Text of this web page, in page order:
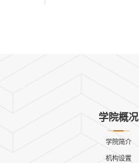
学院概况
学院简介
机构设置